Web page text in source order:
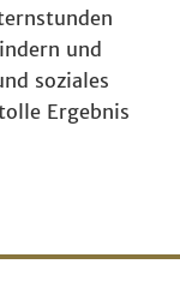
und
soziales
Ergebnis